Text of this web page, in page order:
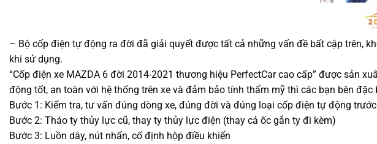
– Bộ cốp điện tự động ra đời đã giải quyết được tất cả những vấn đề bất cập trên,
khi sử dụng.
“Cốp điện xe MAZDA 6 đời 2014-2021 thương hiệu PerfectCar cao cấp” được sản
động tốt, an toàn với hệ thống trên xe và đảm bảo tính thẩm mỹ thì các bạn bên
Bước 1: Kiểm tra, tư vấn đúng dòng xe, đúng đời và đúng loại cốp điện tự động
Bước 2: Tháo ty thủy lực cũ, thay ty thủy lực điện (thay cả ốc gắn ty đi kèm)
Bước 3: Luồn dây, nút nhấn, cố định hộp điều khiển